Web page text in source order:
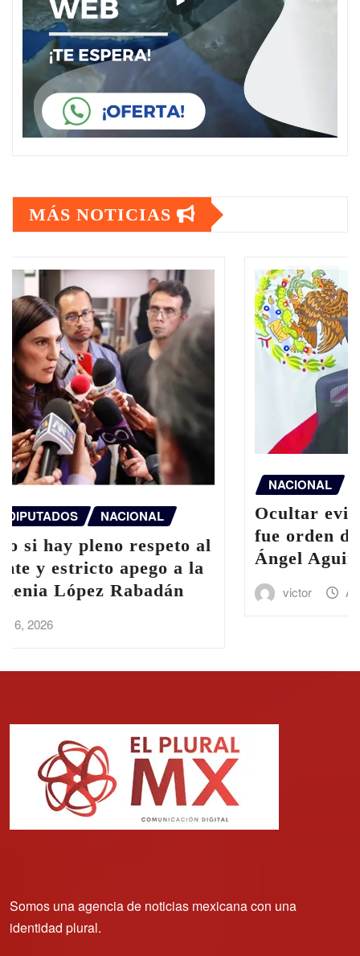
MÁS NOTICIAS
NACIONAL
Ocultar evidencia de caso Ayotzinapa
fue orden directa del exgobernador
Ángel Aguirre: FGR
victor Ago 6, 2026
identidad plural.